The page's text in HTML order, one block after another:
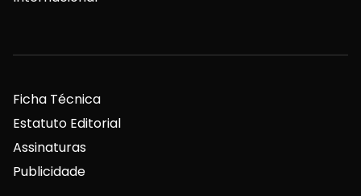
Ficha Técnica
Estatuto Editorial
Assinaturas
Publicidade